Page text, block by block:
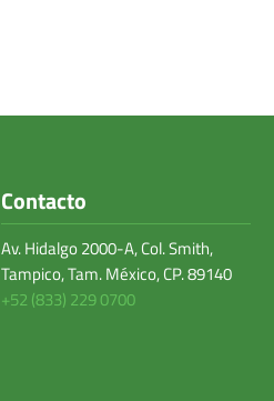
Contacto
Av. Hidalgo 2000-A, Col. Smith,
Tampico, Tam. México, CP. 89140
+52 (833) 229 0700